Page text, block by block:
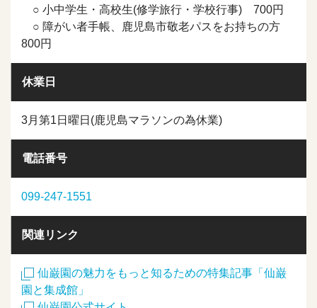
○ 小中学生・高校生(修学旅行・学校行事) 700円
○ 障がい者手帳、鹿児島市敬老パスをお持ちの方
800円
休業日
3月第1日曜日(鹿児島マラソンの為休業)
電話番号
099-247-1551
関連リンク
仙巌園の魅力をもっと知るための特集記事「仙巌
園と集成館」